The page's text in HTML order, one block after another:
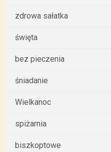
zdrowa sałatka
święta
bez pieczenia
śniadanie
Wielkanoc
spiżarnia
biszkoptowe